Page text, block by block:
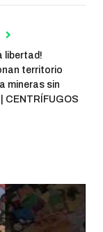
libertad!
territorio
mineras sin
CENTRÍFUGOS